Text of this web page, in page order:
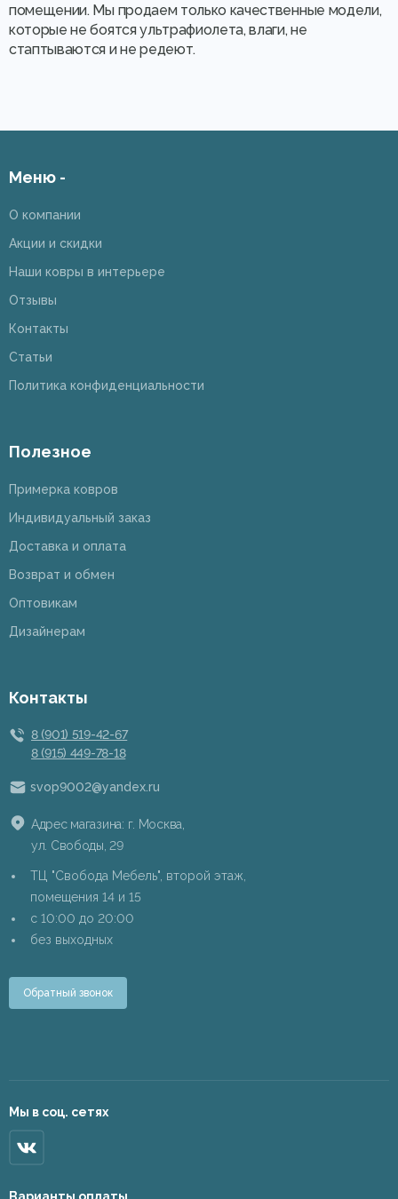
помещении. Мы продаем только качественные модели,
которые не боятся ультрафиолета, влаги, не
стаптываются и не редеют.
Меню -
О компании
Акции и скидки
Наши ковры в интерьере
Отзывы
Контакты
Статьи
Политика конфиденциальности
Полезное
Примерка ковров
Индивидуальный заказ
Доставка и оплата
Возврат и обмен
Оптовикам
Дизайнерам
Контакты
8 (901) 519-42-67
8 (915) 449-78-18
svop9002@yandex.ru
Адрес магазина: г. Москва,
ул. Свободы, 29
ТЦ "Свобода Мебель", второй этаж,
помещения 14 и 15
c 10:00 до 20:00
без выходных
Обратный звонок
Мы в соц. сетях